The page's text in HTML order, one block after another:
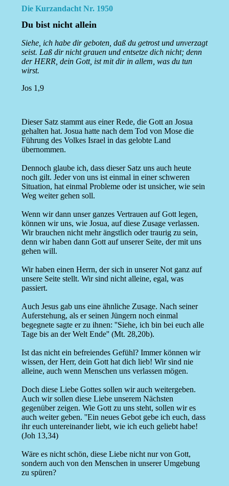
Die Kurzandacht Nr. 1950
Du bist nicht allein
Siehe, ich habe dir geboten, daß du getrost und unverzagt
seist. Laß dir nicht grauen und entsetze dich nicht; denn
der HERR, dein Gott, ist mit dir in allem, was du tun
wirst.
Jos 1,9
Dieser Satz stammt aus einer Rede, die Gott an Josua
gehalten hat. Josua hatte nach dem Tod von Mose die
Führung des Volkes Israel in das gelobte Land
übernommen.
Dennoch glaube ich, dass dieser Satz uns auch heute
noch gilt. Jeder von uns ist einmal in einer schweren
Situation, hat einmal Probleme oder ist unsicher, wie sein
Weg weiter gehen soll.
Wenn wir dann unser ganzes Vertrauen auf Gott legen,
können wir uns, wie Josua, auf diese Zusage verlassen.
Wir brauchen nicht mehr ängstlich oder traurig zu sein,
denn wir haben dann Gott auf unserer Seite, der mit uns
gehen will.
Wir haben einen Herrn, der sich in unserer Not ganz auf
unsere Seite stellt. Wir sind nicht alleine, egal, was
passiert.
Auch Jesus gab uns eine ähnliche Zusage. Nach seiner
Auferstehung, als er seinen Jüngern noch einmal
begegnete sagte er zu ihnen: ''Siehe, ich bin bei euch alle
Tage bis an der Welt Ende'' (Mt. 28,20b).
Ist das nicht ein befreiendes Gefühl? Immer können wir
wissen, der Herr, dein Gott hat dich lieb! Wir sind nie
alleine, auch wenn Menschen uns verlassen mögen.
Doch diese Liebe Gottes sollen wir auch weitergeben.
Auch wir sollen diese Liebe unserem Nächsten
gegenüber zeigen. Wie Gott zu uns steht, sollen wir es
auch weiter geben. ''Ein neues Gebot gebe ich euch, dass
ihr euch untereinander liebt, wie ich euch geliebt habe!
(Joh 13,34)
Wäre es nicht schön, diese Liebe nicht nur von Gott,
sondern auch von den Menschen in unserer Umgebung
zu spüren?